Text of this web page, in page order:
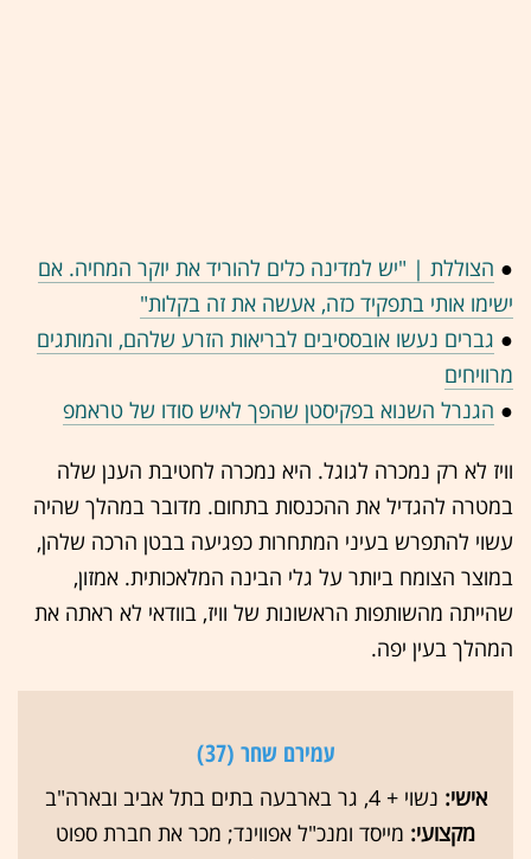
● הצוללת | "יש למדינה כלים להוריד את יוקר המחיה. אם
ישימו אותי בתפקיד כזה, אעשה את זה בקלות"
● גברים נעשו אובססיבים לבריאות הזרע שלהם, והמותגים
מרוויחים
● הגנרל השנוא בפקיסטן שהפך לאיש סודו של טראמפ
​וויז לא רק נמכרה לגוגל. היא נמכרה לחטיבת הענן שלה
במטרה להגדיל את ההכנסות בתחום. מדובר במהלך שהיה
עשוי להתפרש בעיני המתחרות כפגיעה בבטן הרכה שלהן,
במוצר הצומח ביותר על גלי הבינה המלאכותית. אמזון,
שהייתה מהשותפות הראשונות של וויז, בוודאי לא ראתה את
המהלך בעין יפה.
עמירם שחר (37)
אישי: נשוי + 4, גר בארבעה בתים בתל אביב ובארה"ב
מקצועי: מייסד ומנכ"ל אפווינד; מכר את חברת ספוט